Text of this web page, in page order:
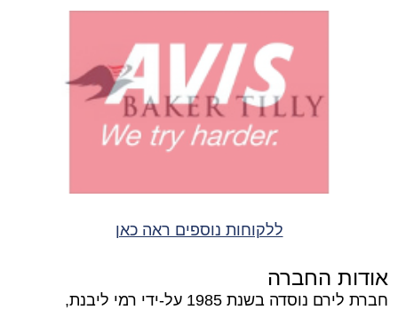
ללקוחות נוספים ראה כאן
אודות החברה
חברת לירם נוסדה בשנת 1985 על-ידי רמי ליבנת,